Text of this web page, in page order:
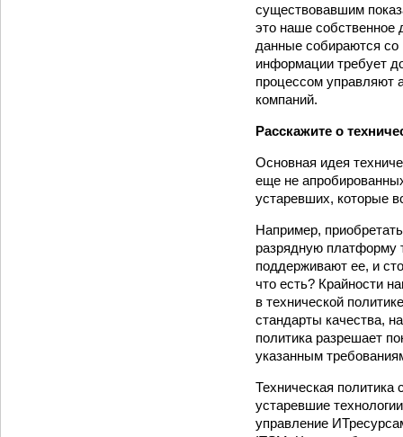
существовавшим
это наше собственное
данные собираются
информации требует
процессом управляют
компаний.
Расскажите о
Основная идея
еще не
устаревших, которые
Например,
разрядную платформу
поддерживают ее, и
что есть? Крайности
в технической
стандарты качества,
политика разрешает
указанным
Техническая
устаревшие
управление